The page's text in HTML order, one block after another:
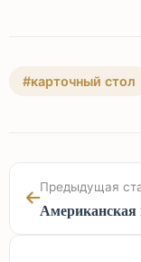
#карточный стол
Предыдущая
Американская